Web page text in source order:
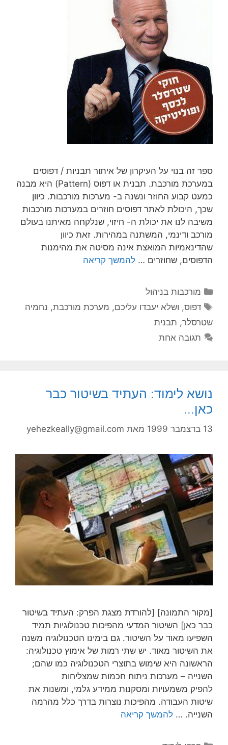
ספר זה בנוי על העיקרון של איתור תבניות / דפוסים
במערכת מורכבת. תבנית או דפוס (Pattern) היא מבנה
כמעט קבוע החוזר ונשנה ב- מערכות מורכבות. כיוון
שכך, היכולת לאתר דפוסים חוזרים במערכות מורכבות
משיבה לנו את יכולת ה- חיזוי, שנלקחה מאיתנו בעולם
מורכב ודינמי, המשתנה במהירות. זאת כיוון
שהדינאמיות המואצת אינה מסיטה את מהימנות
הדפוסים, שחוזרים … להמשך קריאה
קטגוריות
מורכבות בניהול
תגיות
דפוס, ושלא יעבדו עליכם, מערכת מורכבת, נחמיה
שטרסלר, תבנית
תגובה אחת
נושא לימוד: העתיד בשיטור כבר
כאן…
13 בדצמבר 1999 מאת yehezkeally@gmail.com
[מקור התמונה] [להורדת מצגת הפרק: העתיד בשיטור
כבר כאן] השיטור המדעי מהפיכות טכנולוגיות תמיד
השפיעו מאוד על השיטור. גם בימינו הטכנולוגיה משנה
את השיטור מאוד. יש שתי רמות של אימוץ טכנולוגיה:
הראשונה היא שימוש בתוצרי הטכנולוגיה כמו שהם;
השנייה – מערכות ניתוח חכמות שמצליחות
להפיק משמעויות ומסקנות ממידע גלמי, ומשנות את
שיטות העבודה. מהפיכות נוצרות בדרך כלל מהרמה
השנייה. … להמשך קריאה